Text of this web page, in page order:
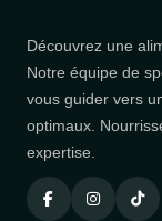
Découvrez une
Notre équipe de
vous guider vers
optimaux.
expertise.